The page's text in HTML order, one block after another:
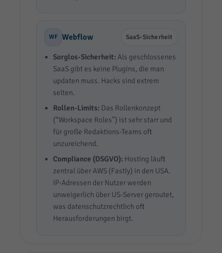
WF Webflow SaaS-Sicherheit
Sorglos-Sicherheit: Als geschlossenes
SaaS gibt es keine Plugins, die man
updaten muss. Hacks sind extrem
selten.
Rollen-Limits: Das Rollenkonzept
(“Workspace Roles”) ist sehr starr und
für große Redaktions-Teams oft
unzureichend.
Compliance (DSGVO): Hosting läuft
zentral über AWS (Fastly) in den USA.
IP-Adressen der Nutzer werden
unweigerlich über US-Server geroutet,
was datenschutzrechtlich oft
Herausforderungen birgt.